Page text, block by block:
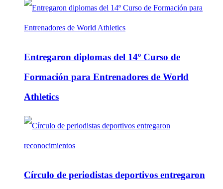
Entregaron diplomas del 14º Curso de
Formación para Entrenadores de World
Athletics
Círculo de periodistas deportivos entregaron